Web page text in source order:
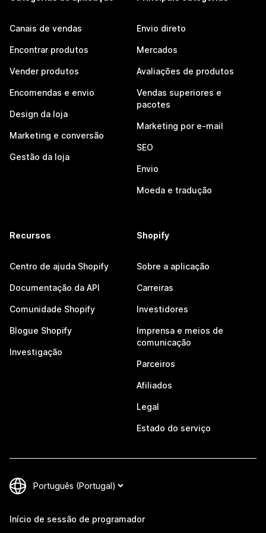
Canais de vendas
Encontrar produtos
Vender produtos
Encomendas e envio
Design da loja
Marketing e conversão
Gestão da loja
Envio direto
Mercados
Avaliações de produtos
Vendas superiores e
pacotes
Marketing por e-mail
SEO
Envio
Moeda e tradução
Recursos
Centro de ajuda Shopify
Documentação da API
Comunidade Shopify
Blogue Shopify
Investigação
Shopify
Sobre a aplicação
Carreiras
Investidores
Imprensa e meios de
comunicação
Parceiros
Afiliados
Legal
Estado do serviço
Início de sessão de programador